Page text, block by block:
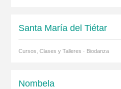
Santa María del Tiétar
Cursos, Clases y Talleres · Biodanza
Nombela